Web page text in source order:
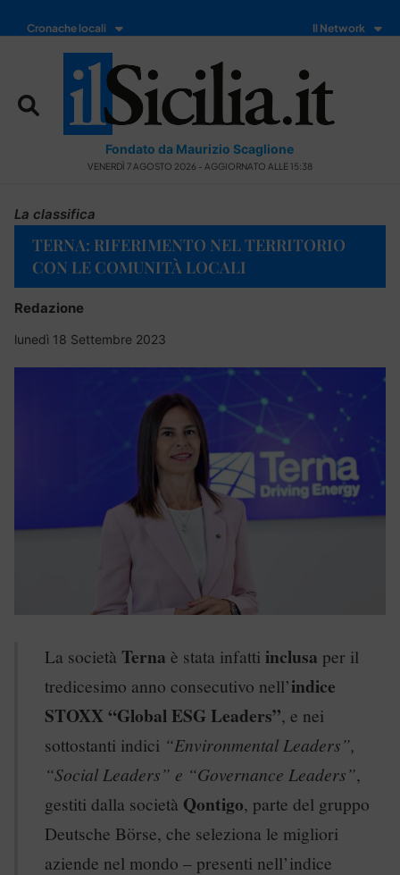
Cronache locali Il Network
Fondato da Maurizio Scaglione
VENERDÌ 7 AGOSTO 2026 - AGGIORNATO ALLE 15:38
La classifica
TERNA: RIFERIMENTO NEL TERRITORIO
CON LE COMUNITÀ LOCALI
Redazione
lunedì 18 Settembre 2023
La società Terna è stata infatti inclusa per il
tredicesimo anno consecutivo nell’indice
STOXX “Global ESG Leaders”, e nei
sottostanti indici “Environmental Leaders”,
“Social Leaders” e “Governance Leaders”,
gestiti dalla società Qontigo, parte del gruppo
Deutsche Börse, che seleziona le migliori
aziende nel mondo – presenti nell’indice